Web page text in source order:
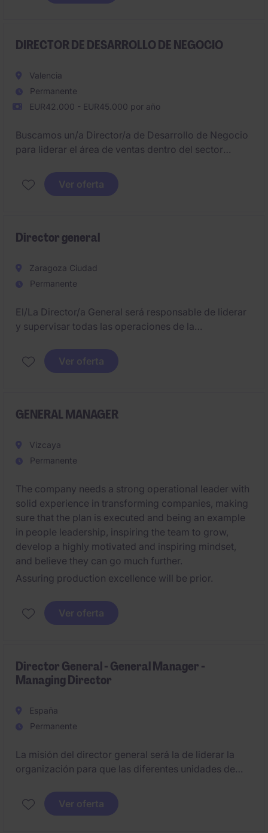
negocio.
DIRECTOR DE DESARROLLO DE NEGOCIO
Valencia
Permanente
EUR42.000 - EUR45.000 por año
Buscamos un/a Director/a de Desarrollo de Negocio
para liderar el área de ventas dentro del sector
requiere experiencia consolidada en la gestión de
estrategias comerciales
Ver oferta
Director general
Zaragoza Ciudad
Permanente
El/La Director/a General será responsable de liderar
y supervisar todas las operaciones de la
objetivos estratégicos y operativos. La posición está
basada en Zaragoza y requiere experiencia previa en
Ver oferta
GENERAL MANAGER
Vizcaya
Permanente
The company needs a strong operational leader with
solid experience in transforming companies, making
sure that the plan is executed and being an example
in people leadership, inspiring the team to grow,
develop a highly motivated and inspiring mindset,
and believe they can go much further.
Assuring production excellence will be prior.
Ver oferta
Director General - General Manager -
Managing Director
España
Permanente
La misión del director general será la de liderar la
organización para que las diferentes unidades de
estrategia global de la compañía.
Ver oferta